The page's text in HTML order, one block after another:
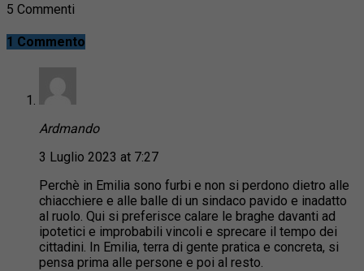
5 Commenti
1 Commento
Ardmando
3 Luglio 2023 at 7:27
Perchè in Emilia sono furbi e non si perdono dietro alle
chiacchiere e alle balle di un sindaco pavido e inadatto
al ruolo. Qui si preferisce calare le braghe davanti ad
ipotetici e improbabili vincoli e sprecare il tempo dei
cittadini. In Emilia, terra di gente pratica e concreta, si
pensa prima alle persone e poi al resto.